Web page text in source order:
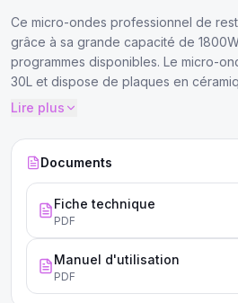
Ce micro-ondes professionnel de
grâce à sa grande capacité de
programmes disponibles. Le micro-
30L et dispose de plaques en
doubler la capacité
Lire plus
Documents
Fiche technique
PDF
Manuel d'utilisation
PDF